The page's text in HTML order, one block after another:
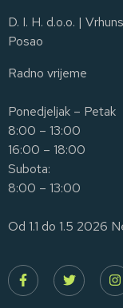
D. I. H. d.o.o. |
Posao
Radno vrijeme
Ponedjeljak – Petak
8:00 – 13:00
16:00 – 18:00
Subota:
8:00 – 13:00
Od 1.1 do 1.5 2026